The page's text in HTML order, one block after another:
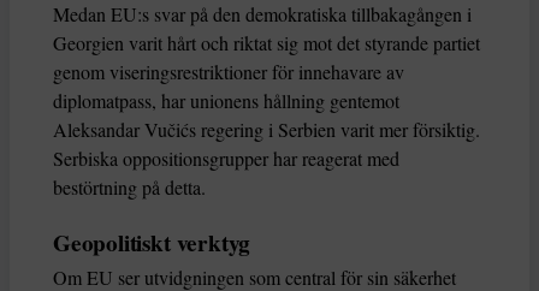
Medan EU:s svar på den demokratiska tillbakagången i
Georgien varit hårt och riktat sig mot det styrande partiet
genom viseringsrestriktioner för innehavare av
diplomatpass, har unionens hållning gentemot
Aleksandar Vučićs regering i Serbien varit mer försiktig.
Serbiska oppositionsgrupper har reagerat med
bestörtning på detta.
Geopolitiskt verktyg
Om EU ser utvidgningen som central för sin säkerhet